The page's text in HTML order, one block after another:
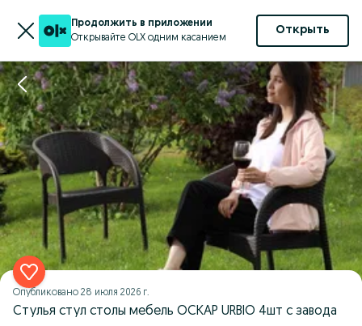
Продолжить в приложении
Открывайте OLX одним касанием
Открыть
Опубликовано 28 июля 2026 г.
Стулья стул столы мебель ОСКАР URBIO 4шт с завода